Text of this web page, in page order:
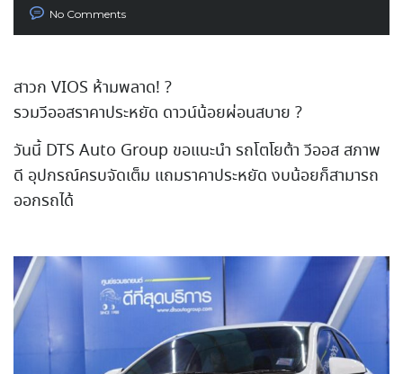
No Comments
สาวก VIOS ห้ามพลาด! ?
รวมวีออสราคาประหยัด ดาวน์น้อยผ่อนสบาย ?
วันนี้ DTS Auto Group ขอแนะนำ รถโตโยต้า วีออส สภาพ
ดี อุปกรณ์ครบจัดเต็ม แถมราคาประหยัด งบน้อยก็สามารถ
ออกรถได้